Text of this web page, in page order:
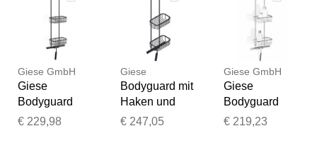
Giese GmbH
Giese
Bodyguard
30428-14 mit
€ 229,98
Giese
Bodyguard mit
Haken und
Wischer,
€ 247,05
Giese GmbH
Giese
Bodyguard
Duschkorb
€ 219,23